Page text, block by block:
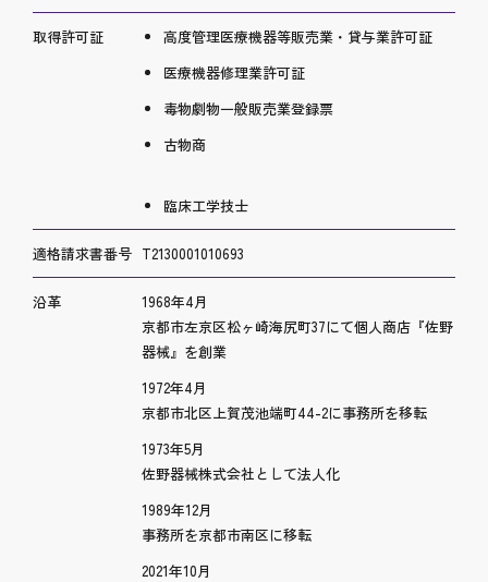
取得許可証
高度管理医療機器等販売業・貸与業許可証
医療機器修理業許可証
毒物劇物一般販売業登録票
古物商
臨床工学技士
適格請求書番号 T2130001010693
沿革
1968年4月
京都市左京区松ヶ崎海尻町37にて個人商店『佐野
器械』を創業
1972年4月
京都市北区上賀茂池端町44-2に事務所を移転
1973年5月
佐野器械株式会社として法人化
1989年12月
事務所を京都市南区に移転
2021年10月